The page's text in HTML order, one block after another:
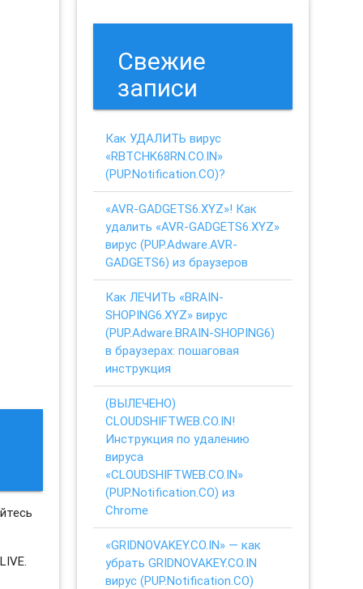
Свежие
записи
Как УДАЛИТЬ вирус
«RBTCHK68RN.CO.IN»
(PUP.Notification.CO)?
«AVR-GADGETS6.XYZ»! Как
удалить «AVR-GADGETS6.XYZ»
вирус (PUP.Adware.AVR-
GADGETS6) из браузеров
Как ЛЕЧИТЬ «BRAIN-
SHOPING6.XYZ» вирус
(PUP.Adware.BRAIN-SHOPING6)
в браузерах: пошаговая
инструкция
(ВЫЛЕЧЕНО)
CLOUDSHIFTWEB.CO.IN!
Инструкция по удалению
вируса
«CLOUDSHIFTWEB.CO.IN»
(PUP.Notification.CO) из
Chrome
«GRIDNOVAKEY.CO.IN» — как
убрать GRIDNOVAKEY.CO.IN
вирус (PUP.Notification.CO)